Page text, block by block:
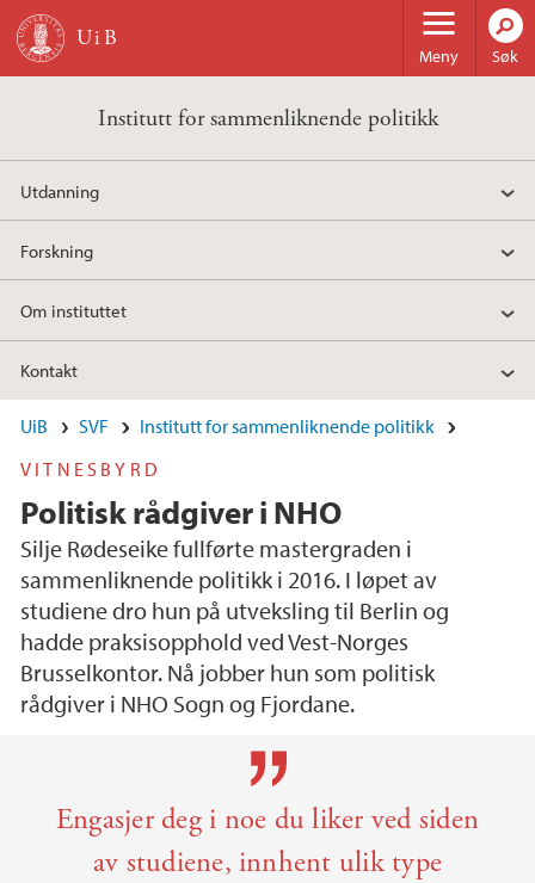
Hopp til hovedinnhold
Meny Søk
Institutt for sammenliknende politikk
Utdanning
Forskning
Om instituttet
Kontakt
UiB SVF
Institutt for sammenliknende politikk
VITNESBYRD
Politisk rådgiver i NHO
Silje Rødeseike fullførte mastergraden i
sammenliknende politikk i 2016. I løpet av
studiene dro hun på utveksling til Berlin og
hadde praksisopphold ved Vest-Norges
Brusselkontor. Nå jobber hun som politisk
rådgiver i NHO Sogn og Fjordane.
Engasjer deg i noe du liker ved siden
av studiene, innhent ulik type